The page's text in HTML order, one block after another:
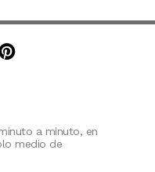
X (Twitter)
en TikTok
de Minuto30 en
en LinkedIn
Minuto30 en
a minuto, en
medio de